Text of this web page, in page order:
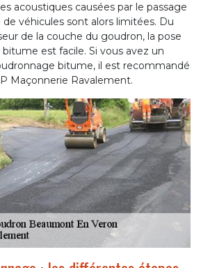
acoustiques causées par le passage
véhicules sont alors limitées. Du
de la couche du goudron, la pose
est facile. Si vous avez un
bitume, il est recommandé
Maçonnerie Ravalement.